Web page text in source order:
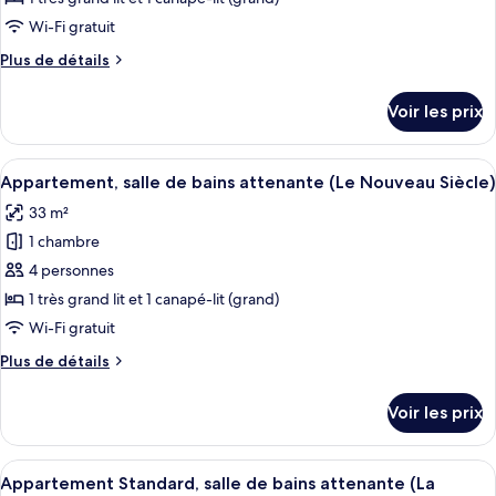
Saint
Sauveur)
chambre :
Deluxe,
bains
attenante,
vue
ville
(Le
Rihour)
Wi-Fi gratuit
Plus de détails
Plus
le
type
de
chambre
Appartement
Deluxe,
salle
de
bains
attenante,
vue
ville
Voir les prix
Afficher
toutes
les
photos
pour
ce
type
chambre :
de
bains
Une chambre d’hôtel moderne
23
Appartement, salle de bains attenante (Le Nouveau Siècle)
33 m²
1 chambre
4 personnes
1 très grand lit et 1 canapé-lit (grand)
Wi-Fi gratuit
Plus de détails
Plus
le
type
de
Voir les prix
Afficher
Une chambre avec un lit, un
21
Appartement Standard, salle de bains attenante (La